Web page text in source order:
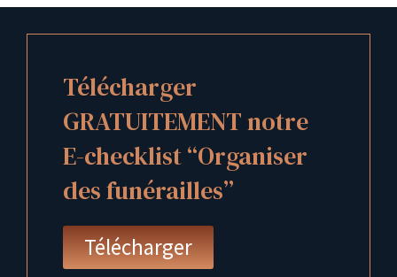
Télécharger
GRATUITEMENT notre
E-checklist “Organiser
des funérailles”
Télécharger